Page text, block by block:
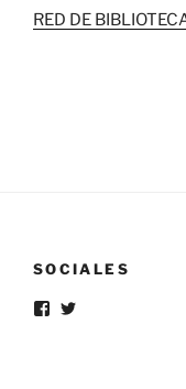
RED DE
SOCIALES